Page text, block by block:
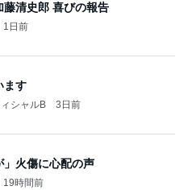
藤清史郎 喜びの報告
1日前
ます
シャルB 3日前
」火傷に心配の声
19時間前